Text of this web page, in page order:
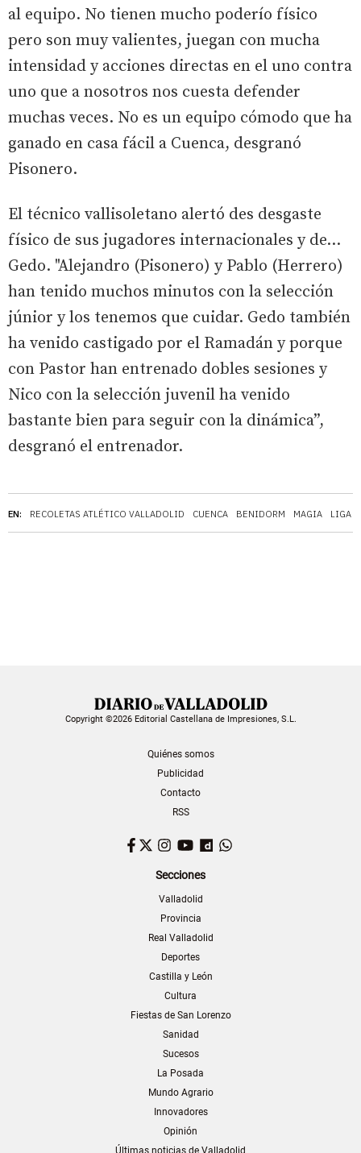
EN: RECOLETAS ATLÉTICO VALLADOLID CUENCA BENIDORM MAGIA LIGA
al equipo. No tienen mucho poderío físico
pero son muy valientes, juegan con mucha
intensidad y acciones directas en el uno contra
uno que a nosotros nos cuesta defender
muchas veces. No es un equipo cómodo que ha
ganado en casa fácil a Cuenca, desgranó
Pisonero.
El técnico vallisoletano alertó des desgaste
físico de sus jugadores internacionales y de...
Gedo. "Alejandro (Pisonero) y Pablo (Herrero)
han tenido muchos minutos con la selección
júnior y los tenemos que cuidar. Gedo también
ha venido castigado por el Ramadán y porque
con Pastor han entrenado dobles sesiones y
Nico con la selección juvenil ha venido
bastante bien para seguir con la dinámica”,
desgranó el entrenador.
Copyright ©2026 Editorial Castellana de Impresiones, S.L.
Quiénes somos
Publicidad
Contacto
RSS
Facebook
TwitterInstagram
YouTubeDailymotion
Secciones
Valladolid
Provincia
Real Valladolid
Deportes
Castilla y León
Cultura
Fiestas de San Lorenzo
Sanidad
Sucesos
La Posada
Mundo Agrario
Innovadores
Opinión